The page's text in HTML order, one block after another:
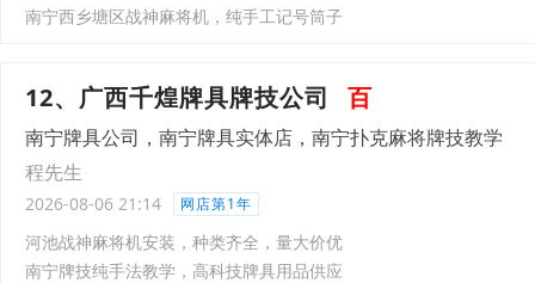
南宁西乡塘区战神麻将机，纯手工记号筒子
12、广西千煌牌具牌技公司 百
南宁牌具公司，南宁牌具实体店，南宁扑克麻将牌技教学
程先生
2026-08-06 21:14 网店第1年
河池战神麻将机安装，种类齐全，量大价优
南宁牌技纯手法教学，高科技牌具用品供应